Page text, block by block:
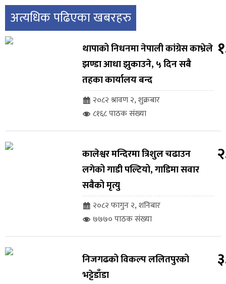
अत्यधिक पढिएका खबरहरु
थापाको निधनमा नेपाली कांग्रेस काभ्रेले
झण्डा आधा झुकाउने, ५ दिन सबै
तहका कार्यालय बन्द
२०८२ श्रावण २, शुक्रबार
८१६८ पाठक संख्या
कालेश्वर मन्दिरमा त्रिशुल चढाउन
लगेको गाडी पल्टियो, गाडिमा सवार
सबैको मृत्यु
२०८२ फागुन २, शनिबार
७७७० पाठक संख्या
निजगढको विकल्प ललितपुरको
भट्टेडाँडा